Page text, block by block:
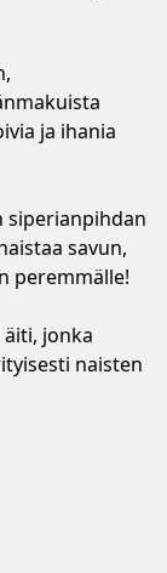
ja ihania
siperianpihdan
savun,
peremmälle!
jonka
naisten